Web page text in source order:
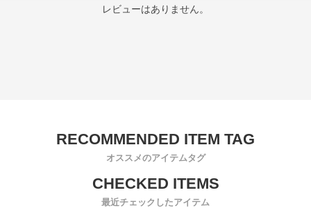
レビューはありません。
オススメのアイテムタグ
最近チェックしたアイテム